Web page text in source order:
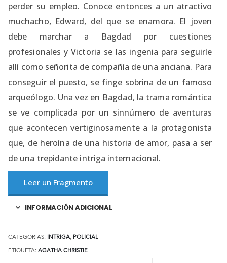
perder su empleo. Conoce entonces a un atractivo
muchacho, Edward, del que se enamora. El joven
debe marchar a Bagdad por cuestiones
profesionales y Victoria se las ingenia para seguirle
allí como señorita de compañía de una anciana. Para
conseguir el puesto, se finge sobrina de un famoso
arqueólogo. Una vez en Bagdad, la trama romántica
se ve complicada por un sinnúmero de aventuras
que acontecen vertiginosamente a la protagonista
que, de heroína de una historia de amor, pasa a ser
de una trepidante intriga internacional.
Leer un Fragmento
INFORMACIÓN ADICIONAL
CATEGORÍAS: INTRIGA, POLICIAL
ETIQUETA: AGATHA CHRISTIE